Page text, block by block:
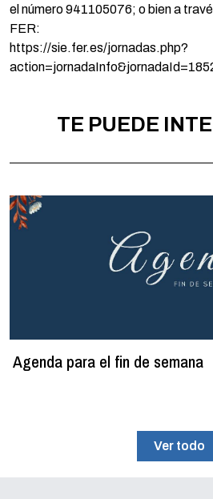
el número 941105076; o bien a
FER:
https://sie.fer.es/jornadas.php?
TE PUEDE
Agenda para el fin de semana
Ver todo